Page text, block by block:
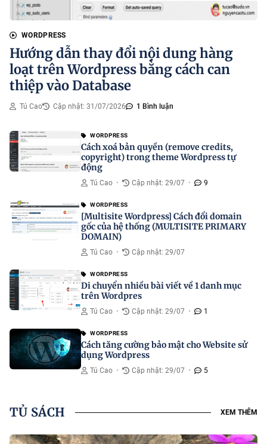
WORDPRESS
Hướng dẫn thay đổi nội dung hàng
loạt trên Wordpress bằng cách can
thiệp vào Database
Tú Cao Cập nhật: 31/07/2026 1 Bình luận
WORDPRESS
Cách xoá bản quyền (remove credits,
copyright) trong theme Wordpress tự
động
Tú Cao • Cập nhật: 29/07 • 9
WORDPRESS
[Multisite Wordpress] Cách đổi domain
gốc của hệ thống (MULTISITE PRIMARY
DOMAIN)
Tú Cao • Cập nhật: 29/07
WORDPRESS
Di chuyển nhiều bài viết về 1 danh mục
trên Wordpres
Tú Cao • Cập nhật: 29/07 • 1
WORDPRESS
Cách tăng cường bảo mật cho Website sử
dụng Wordpress
Tú Cao • Cập nhật: 29/07 • 5
TỦ SÁCH XEM THÊM